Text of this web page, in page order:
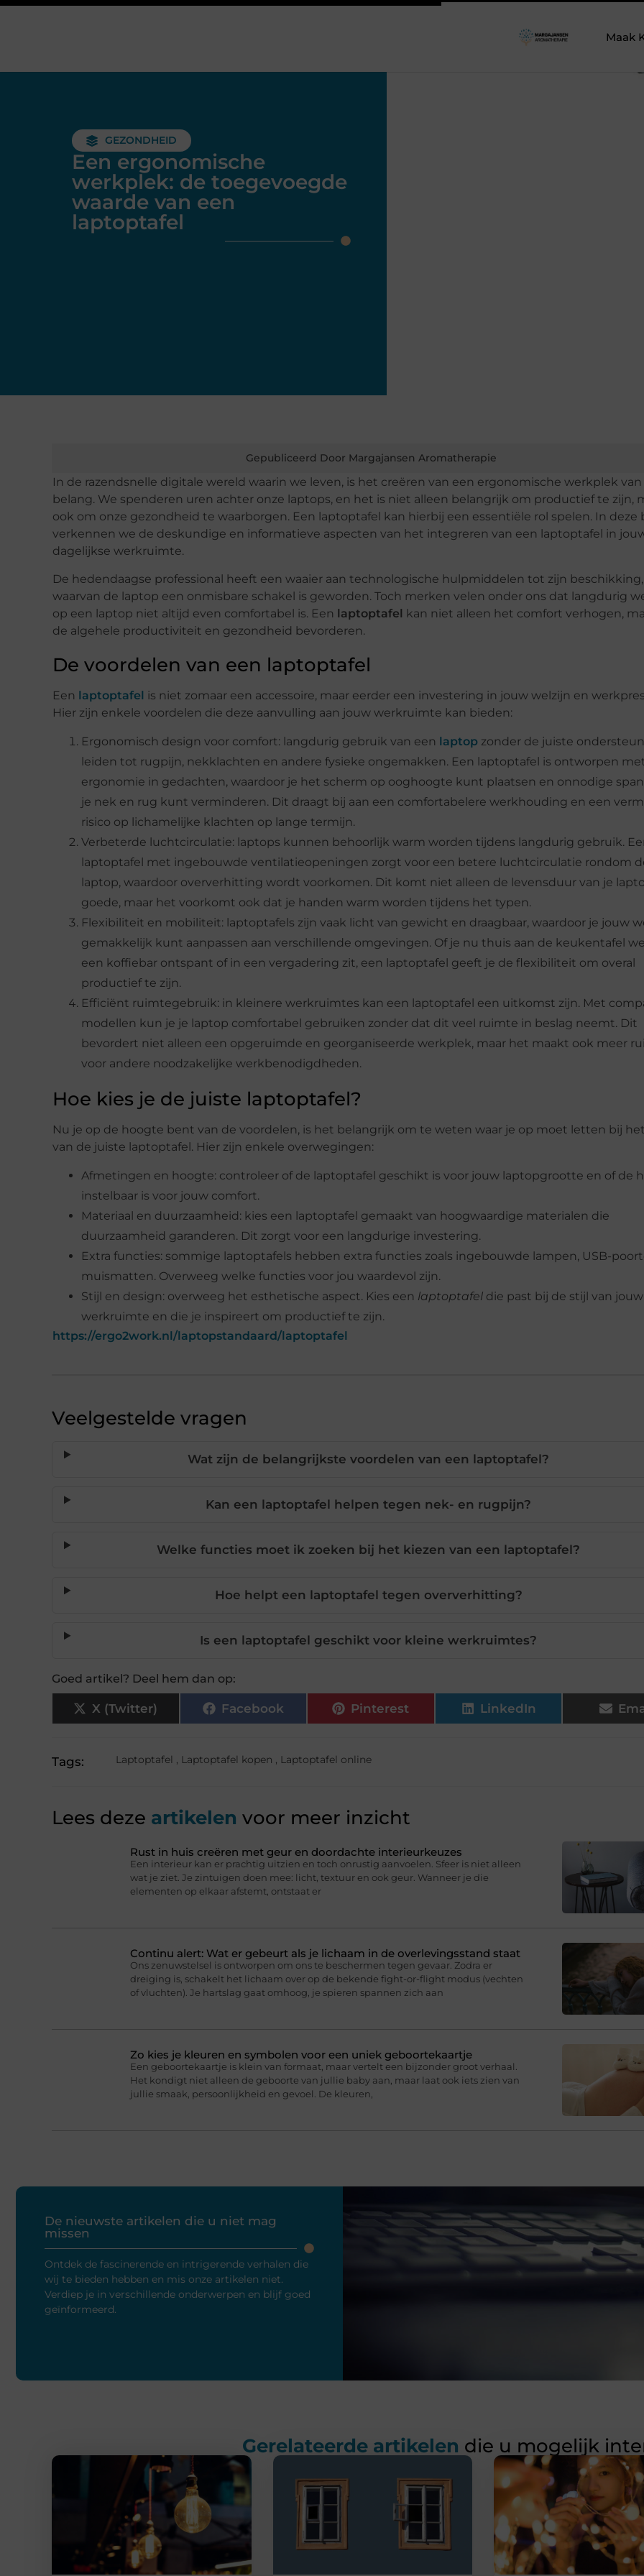
Maak
GEZONDHEID
Een ergonomische
werkplek: de toegevoegde
waarde van een
laptoptafel
Gepubliceerd Door Margajansen Aromatherapie
In de razendsnelle digitale wereld waarin we leven, is het creëren van een ergonomische werkplek van
belang. We spenderen uren achter onze laptops, en het is niet alleen belangrijk om productief te zijn,
ook om onze gezondheid te waarborgen. Een laptoptafel kan hierbij een essentiële rol spelen. In deze
verkennen we de deskundige en informatieve aspecten van het integreren van een laptoptafel in
dagelijkse werkruimte.
De hedendaagse professional heeft een waaier aan technologische hulpmiddelen tot zijn beschikking,
waarvan de laptop een onmisbare schakel is geworden. Toch merken velen onder ons dat langdurig
op een laptop niet altijd even comfortabel is. Een laptoptafel kan niet alleen het comfort verhogen,
de algehele productiviteit en gezondheid bevorderen.
De voordelen van een laptoptafel
Een laptoptafel is niet zomaar een accessoire, maar eerder een investering in jouw welzijn en
Hier zijn enkele voordelen die deze aanvulling aan jouw werkruimte kan bieden:
Ergonomisch design voor comfort: langdurig gebruik van een laptop zonder de juiste
leiden tot rugpijn, nekklachten en andere fysieke ongemakken. Een laptoptafel is ontworpen
ergonomie in gedachten, waardoor je het scherm op ooghoogte kunt plaatsen en onnodige
je nek en rug kunt verminderen. Dit draagt bij aan een comfortabelere werkhouding en een
risico op lichamelijke klachten op lange termijn.
Verbeterde luchtcirculatie: laptops kunnen behoorlijk warm worden tijdens langdurig gebruik.
laptoptafel met ingebouwde ventilatieopeningen zorgt voor een betere luchtcirculatie rondom
laptop, waardoor oververhitting wordt voorkomen. Dit komt niet alleen de levensduur van je
goede, maar het voorkomt ook dat je handen warm worden tijdens het typen.
Flexibiliteit en mobiliteit: laptoptafels zijn vaak licht van gewicht en draagbaar, waardoor je jouw
gemakkelijk kunt aanpassen aan verschillende omgevingen. Of je nu thuis aan de keukentafel
een koffiebar ontspant of in een vergadering zit, een laptoptafel geeft je de flexibiliteit om overal
productief te zijn.
Efficiënt ruimtegebruik: in kleinere werkruimtes kan een laptoptafel een uitkomst zijn. Met
modellen kun je je laptop comfortabel gebruiken zonder dat dit veel ruimte in beslag neemt. Dit
bevordert niet alleen een opgeruimde en georganiseerde werkplek, maar het maakt ook meer
voor andere noodzakelijke werkbenodigdheden.
Hoe kies je de juiste laptoptafel?
Nu je op de hoogte bent van de voordelen, is het belangrijk om te weten waar je op moet letten bij
van de juiste laptoptafel. Hier zijn enkele overwegingen:
Afmetingen en hoogte: controleer of de laptoptafel geschikt is voor jouw laptopgrootte en of de
instelbaar is voor jouw comfort.
Materiaal en duurzaamheid: kies een laptoptafel gemaakt van hoogwaardige materialen die
duurzaamheid garanderen. Dit zorgt voor een langdurige investering.
Extra functies: sommige laptoptafels hebben extra functies zoals ingebouwde lampen, USB-
muismatten. Overweeg welke functies voor jou waardevol zijn.
Stijl en design: overweeg het esthetische aspect. Kies een laptoptafel die past bij de stijl van jouw
werkruimte en die je inspireert om productief te zijn.
https://ergo2work.nl/laptopstandaard/laptoptafel
Veelgestelde vragen
Wat zijn de belangrijkste voordelen van een laptoptafel?
Kan een laptoptafel helpen tegen nek- en rugpijn?
Welke functies moet ik zoeken bij het kiezen van een laptoptafel?
Hoe helpt een laptoptafel tegen oververhitting?
Is een laptoptafel geschikt voor kleine werkruimtes?
Goed artikel? Deel hem dan op:
X (Twitter) Facebook Pinterest LinkedIn
Tags: Laptoptafel , Laptoptafel kopen , Laptoptafel online
Lees deze artikelen voor meer inzicht
Rust in huis creëren met geur en doordachte interieurkeuzes
Een interieur kan er prachtig uitzien en toch onrustig aanvoelen. Sfeer is niet alleen
wat je ziet. Je zintuigen doen mee: licht, textuur en ook geur. Wanneer je die
elementen op elkaar afstemt, ontstaat er
Continu alert: Wat er gebeurt als je lichaam in de overlevingsstand staat
Ons zenuwstelsel is ontworpen om ons te beschermen tegen gevaar. Zodra er
dreiging is, schakelt het lichaam over op de bekende fight-or-flight modus (vechten
of vluchten). Je hartslag gaat omhoog, je spieren spannen zich aan
Zo kies je kleuren en symbolen voor een uniek geboortekaartje
Een geboortekaartje is klein van formaat, maar vertelt een bijzonder groot verhaal.
Het kondigt niet alleen de geboorte van jullie baby aan, maar laat ook iets zien van
jullie smaak, persoonlijkheid en gevoel. De kleuren,
De nieuwste artikelen die u niet mag
missen
Ontdek de fascinerende en intrigerende verhalen die
wij te bieden hebben en mis onze artikelen niet.
Verdiep je in verschillende onderwerpen en blijf goed
geïnformeerd.
Gerelateerde artikelen die u mogelijk